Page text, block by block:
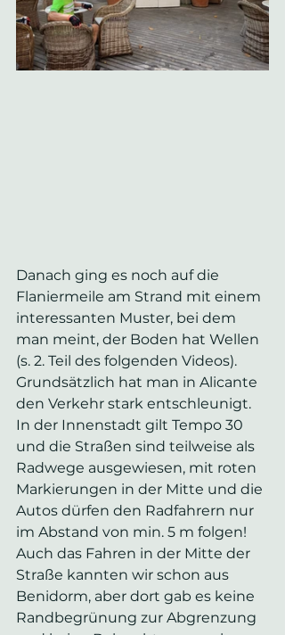
Danach ging es noch auf die
Flaniermeile am Strand mit einem
interessanten Muster, bei dem
man meint, der Boden hat Wellen
(s. 2. Teil des folgenden Videos).
Grundsätzlich hat man in Alicante
den Verkehr stark entschleunigt.
In der Innenstadt gilt Tempo 30
und die Straßen sind teilweise als
Radwege ausgewiesen, mit roten
Markierungen in der Mitte und die
Autos dürfen den Radfahrern nur
im Abstand von min. 5 m folgen!
Auch das Fahren in der Mitte der
Straße kannten wir schon aus
Benidorm, aber dort gab es keine
Randbegrünung zur Abgrenzung